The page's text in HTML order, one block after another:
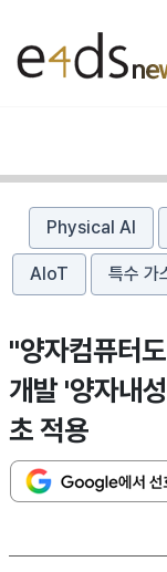
Physical AI
AIoT 특수 가
"양자컴퓨터
개발 '양자내
초 적용